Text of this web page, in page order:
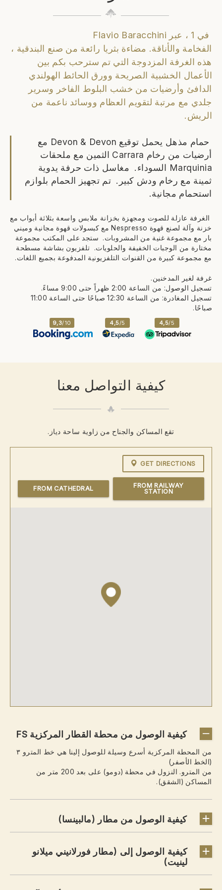
في 1 ، عبر Flavio Baracchini
الفخامة والأناقة. مضاءة بثريا رائعة من صنع البندقية ،
هذه الغرفة المزدوجة التي تم سترحب بكم بين
الأعمال الخشبية الصريحة وورق الحائط الهولندي
الدافئ وأرضيات من خشب البلوط الفاخر وسرير
جلدي مع مرتبة لتقويم العظام ووسائد ناعمة من
الريش.
حمام مذهل يحمل توقيع Devon & Devon مع
أرضيات من رخام Carrara الثمين مع ملحقات
Marquinia السوداء. مغاسل ذات حرفة يدوية
ثمينة مع رخام ودش كبير. تم تجهيز الحمام بلوازم
استحمام مجانية.
الغرفة عازلة للصوت ومجهزة بخزانة ملابس واسعة بثلاثة أبواب مع
خزنة وآلة لصنع قهوة Nespresso مع كبسولات قهوة مجانية وميني
بار مع مجموعة غنية من المشروبات. ستجد على المكتب مجموعة
مختارة من الوجبات الخفيفة والحلويات. تلفزيون بشاشة مسطحة
مع مجموعة كبيرة من القنوات التلفزيونية المدفوعة بجميع اللغات.
غرفة لغير المدخنين.
تسجيل الوصول: من الساعة 2:00 ظهراً حتى 9:00 مساءً.
تسجيل المغادرة: من الساعة 12:30 صباحًا حتى الساعة 11:00
صباحًا.
9,3/10 4,5/5 4,5/5
كيفية التواصل معنا
تقع المساكن والجناح من زاوية ساحة دياز.
GET DIRECTIONS
FROM RAILWAY
STATION
FROM CATHEDRAL
كيفية الوصول من محطة القطار المركزية FS
من المحطة المركزية أسرع وسيلة للوصول إلينا هي خط المترو ۳
(الخط الأصفر)
من المترو. النزول في محطة (دومو) على بعد 200 متر من
المساكن (الشقق).
كيفية الوصول من مطار (مالبينسا)
كيفية الوصول إلى (مطار فورلانيني ميلانو
لينيت)